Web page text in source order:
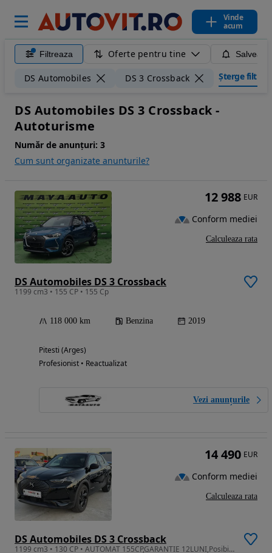
Vinde
acum
Filtreaza Oferte pentru tine
DS Automobiles DS 3 Crossback Șterge filtrele
DS Automobiles DS 3 Crossback -
Autoturisme
Număr de anunțuri: 3
Cum sunt organizate anunturile?
DS Automobiles DS 3 Crossback
1199 cm3 • 155 CP • 155 Cp
118 000 km Benzina 2019
Pitesti (Arges)
Profesionist • Reactualizat
Vezi anunțurile
12 988 EUR
Conform mediei
Calculeaza rata
DS Automobiles DS 3 Crossback
1199 cm3 • 130 CP • AUTOMAT 155CP,GARANTIE 12LUNI,Posibilitate RATE,Revizie,Carvertical
14 490 EUR
Conform mediei
Calculeaza rata